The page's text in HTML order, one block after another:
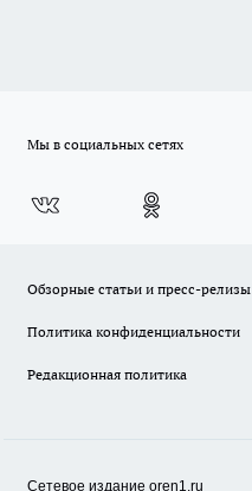
Мы в социальных сетях
Обзорные статьи и пресс-релизы
Политика конфиденциальности
Редакционная политика
Сетевое издание oren1.ru